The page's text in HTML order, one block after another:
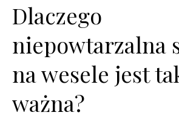
Dlaczego
niepowtarzalna
na wesele jest
ważna?